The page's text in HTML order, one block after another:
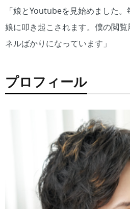
「娘とYoutubeを見始めました
娘に叩き起こされます。僕の閲
ネルばかりになっています」
プロフィール